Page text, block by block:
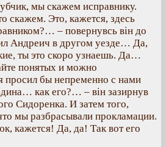
мы скажем исправнику.
скажем. Это, кажется, здесь
– повернувсь він до
Андреич в другом уезде… Да,
ты это скоро узнаешь. Да…
понятых и можно
просил бы непременно с нами
как его?… – він зазирнув
Сидоренка. И затем того,
мы разбрасывали прокламации.
кажется! Да, да! Так вот его